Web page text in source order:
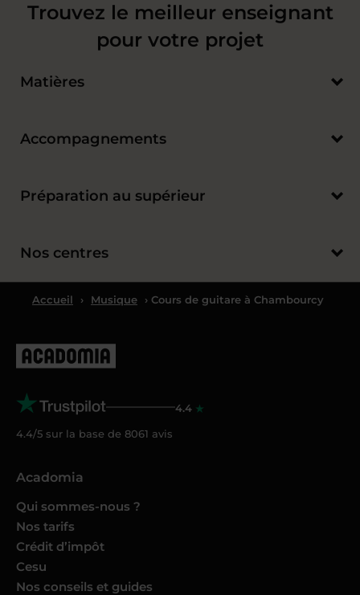
Trouvez le meilleur enseignant
pour votre projet
Matières
Accompagnements
Préparation au supérieur
Nos centres
Accueil › Musique › Cours de guitare à Chambourcy
4.4
4.4/5 sur la base de 8061 avis
Acadomia
Qui sommes-nous ?
Nos tarifs
Crédit d’impôt
Cesu
Nos conseils et guides